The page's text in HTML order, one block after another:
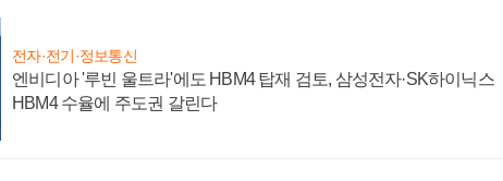
전자·전기·정보통신
엔비디아 '루빈 울트라'에도 HBM4 탑재 검토, 삼성전자·SK하이닉스
HBM4 수율에 주도권 갈린다